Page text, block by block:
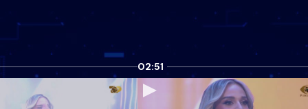
02:51